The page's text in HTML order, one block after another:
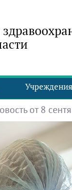
Учреждения
от 8